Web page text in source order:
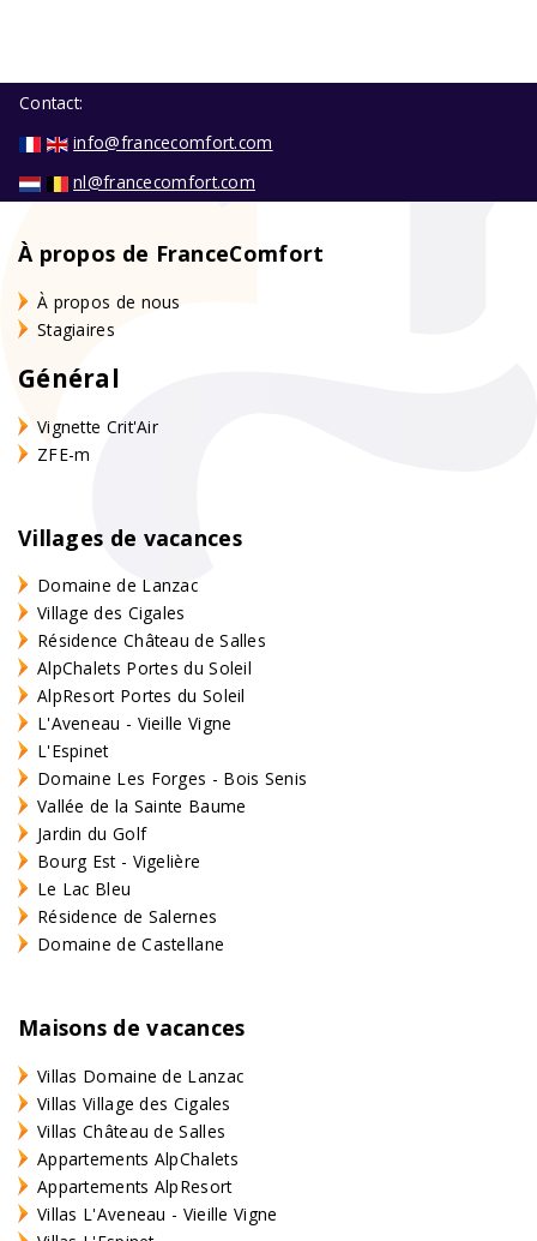
Contact:
info@francecomfort.com
nl@francecomfort.com
À propos de FranceComfort
À propos de nous
Stagiaires
Général
Vignette Crit'Air
ZFE-m
Villages de vacances
Domaine de Lanzac
Village des Cigales
Résidence Château de Salles
AlpChalets Portes du Soleil
AlpResort Portes du Soleil
L'Aveneau - Vieille Vigne
L'Espinet
Domaine Les Forges - Bois Senis
Vallée de la Sainte Baume
Jardin du Golf
Bourg Est - Vigelière
Le Lac Bleu
Résidence de Salernes
Domaine de Castellane
Maisons de vacances
Villas Domaine de Lanzac
Villas Village des Cigales
Villas Château de Salles
Appartements AlpChalets
Appartements AlpResort
Villas L'Aveneau - Vieille Vigne